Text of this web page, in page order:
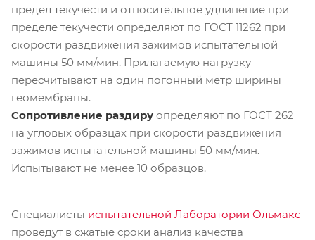
предел текучести и относительное удлинение при
пределе текучести определяют по ГОСТ 11262 при
скорости раздвижения зажимов испытательной
машины 50 мм/мин. Прилагаемую нагрузку
пересчитывают на один погонный метр ширины
геомембраны.
Сопротивление раздиру определяют по ГОСТ 262
на угловых образцах при скорости раздвижения
зажимов испытательной машины 50 мм/мин.
Испытывают не менее 10 образцов.
Специалисты испытательной Лаборатории Ольмакс
проведут в сжатые сроки анализ качества